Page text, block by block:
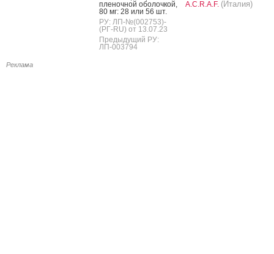
пле­ноч­ной обо­лоч­кой,
80 мг: 28 или 56 шт.
РУ: ЛП-№(002753)-
(РГ-RU) от 13.07.23
Предыдущий РУ:
ЛП-003794
A.C.R.A.F. (Италия)
Реклама